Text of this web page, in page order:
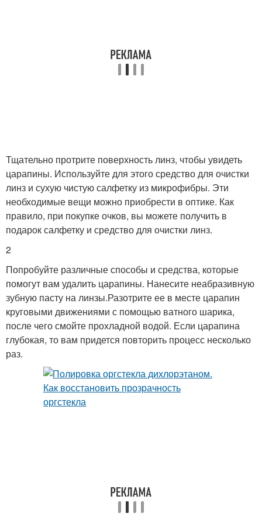
Тщательно протрите поверхность линз, чтобы увидеть
царапины. Используйте для этого средство для очистки
линз и сухую чистую салфетку из микрофибры. Эти
необходимые вещи можно приобрести в оптике. Как
правило, при покупке очков, вы можете получить в
подарок салфетку и средство для очистки линз.
2
Попробуйте различные способы и средства, которые
помогут вам удалить царапины. Нанесите неабразивную
зубную пасту на линзы.Разотрите ее в месте царапин
круговыми движениями с помощью ватного шарика,
после чего смойте прохладной водой. Если царапина
глубокая, то вам придется повторить процесс несколько
раз.